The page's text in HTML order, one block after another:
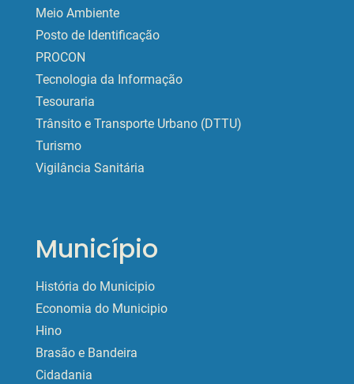
Meio Ambiente
Posto de Identificação
PROCON
Tecnologia da Informação
Tesouraria
Trânsito e Transporte Urbano (DTTU)
Turismo
Vigilância Sanitária
Município
História do Municipio
Economia do Municipio
Hino
Brasão e Bandeira
Cidadania